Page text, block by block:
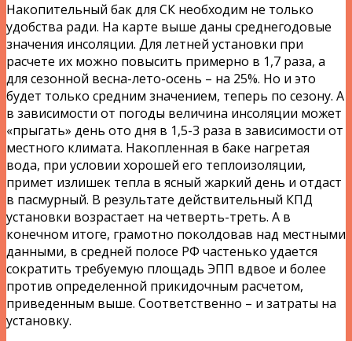
Накопительный бак для СК необходим не только
удобства ради. На карте выше даны среднегодовые
значения инсоляции. Для летней установки при
расчете их можно повысить примерно в 1,7 раза, а
для сезонной весна-лето-осень – на 25%. Но и это
будет только средним значением, теперь по сезону. А
в зависимости от погоды величина инсоляции может
«прыгать» день ото дня в 1,5-3 раза в зависимости от
местного климата. Накопленная в баке нагретая
вода, при условии хорошей его теплоизоляции,
примет излишек тепла в ясный жаркий день и отдаст
в пасмурный. В результате действительный КПД
установки возрастает на четверть-треть. А в
конечном итоге, грамотно поколдовав над местными
данными, в средней полосе РФ частенько удается
сократить требуемую площадь ЭПП вдвое и более
против определенной прикидочным расчетом,
приведенным выше. Соответственно – и затраты на
установку.